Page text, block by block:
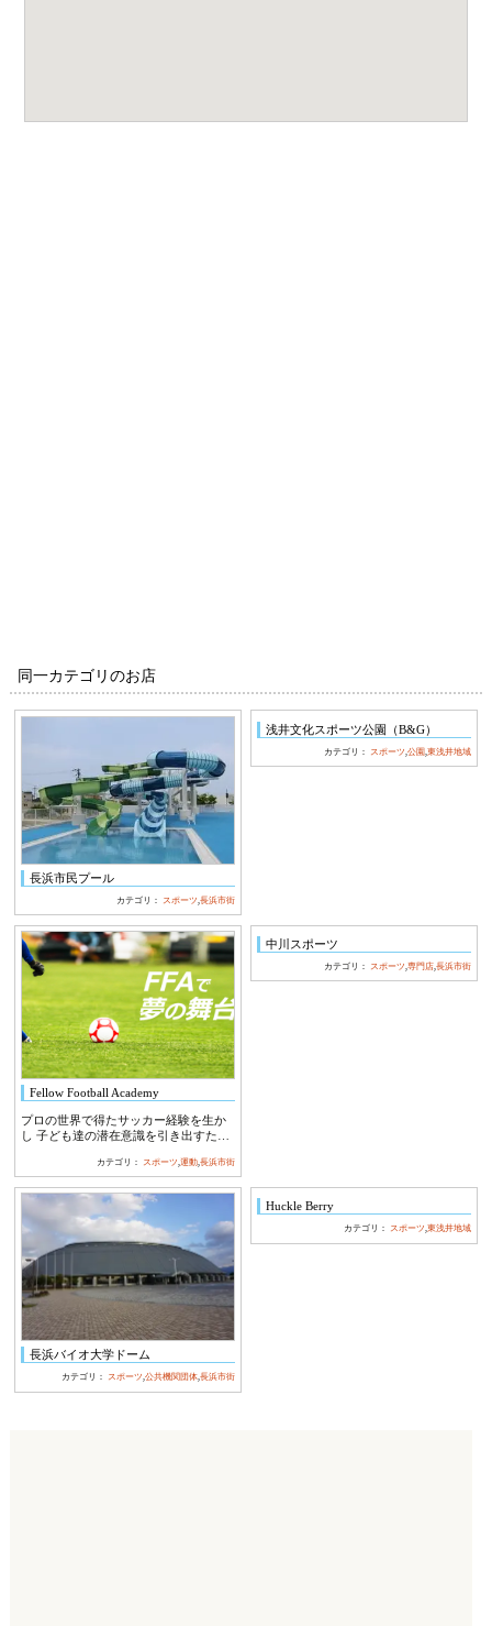
同一カテゴリのお店
長浜市民プール
カテゴリ： スポーツ ,長浜市街
浅井文化スポーツ公園（B&G）
カテゴリ： スポーツ ,公園 ,東浅井地域
Fellow Football Academy
プロの世界で得たサッカー経験を生か
し 子ども達の潜在意識を引き出すため
カテゴリ： スポーツ,運動,長浜市街
中川スポーツ
カテゴリ： スポーツ,専門店,長浜市街
長浜バイオ大学ドーム
カテゴリ： スポーツ,公共機関団体,長浜市街
Huckle Berry
カテゴリ： スポーツ,東浅井地域